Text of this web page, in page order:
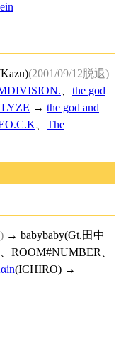
(2001/09/12脱退)
the god
→ the god and
The
→ babybaby(Gt.田中
、ROOM#NUMBER、
(ICHIRO) →